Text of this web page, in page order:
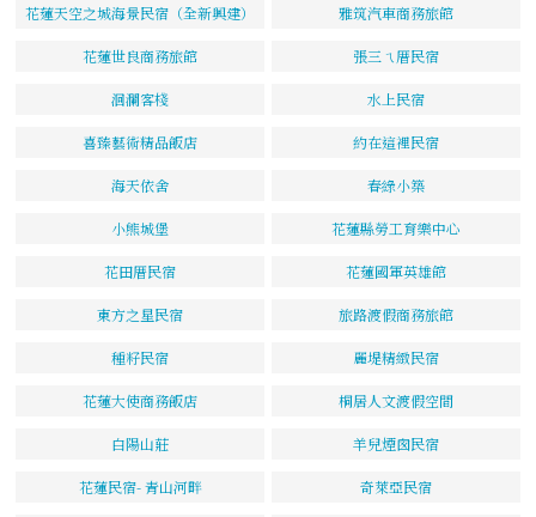
花蓮天空之城海景民宿（全新興建） 雅筑汽車商務旅館
花蓮世良商務旅館 張三ㄟ厝民宿
洄瀾客棧 水上民宿
喜臻藝術精品飯店 約在這裡民宿
海天依舍 春綠小築
小熊城堡 花蓮縣勞工育樂中心
花田厝民宿 花蓮國軍英雄館
東方之星民宿 旅路渡假商務旅館
種籽民宿 麗堤精緻民宿
花蓮大使商務飯店 桐居人文渡假空間
白陽山莊 羊兒煙囪民宿
花蓮民宿- 青山河畔 奇萊亞民宿